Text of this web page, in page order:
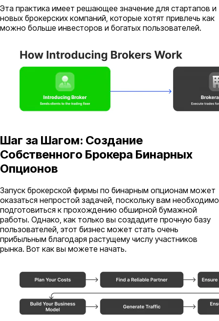
Эта практика имеет решающее значение для стартапов и
новых брокерских компаний, которые хотят привлечь как
можно больше инвесторов и богатых пользователей.
Шаг за Шагом: Создание
Собственного Брокера Бинарных
Опционов
Запуск брокерской фирмы по бинарным опционам может
оказаться непростой задачей, поскольку вам необходимо
подготовиться к прохождению обширной бумажной
работы. Однако, как только вы создадите прочную базу
пользователей, этот бизнес может стать очень
прибыльным благодаря растущему числу участников
рынка. Вот как вы можете начать.